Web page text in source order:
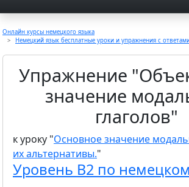
Онлайн курсы немецкого языка
Немецкий язык бесплатные уроки и упражнения с
Упражнение
значение
глаголов"
к уроку "Основное значение
их альтернативы."
Уровень B2 по